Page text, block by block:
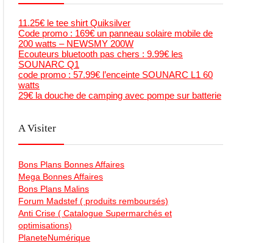
11.25€ le tee shirt Quiksilver
Code promo : 169€ un panneau solaire mobile de
200 watts – NEWSMY 200W
Ecouteurs bluetooth pas chers : 9.99€ les
SOUNARC Q1
code promo : 57.99€ l’enceinte SOUNARC L1 60
watts
29€ la douche de camping avec pompe sur batterie
A Visiter
Bons Plans Bonnes Affaires
Mega Bonnes Affaires
Bons Plans Malins
Forum Madstef ( produits remboursés)
Anti Crise ( Catalogue Supermarchés et
optimisations)
PlaneteNumérique